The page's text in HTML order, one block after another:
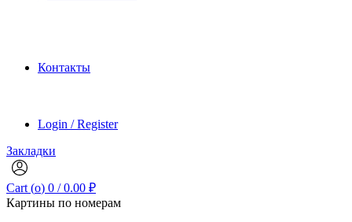
Контакты
Login / Register
Закладки
Cart (o) 0 / 0.00 ₽
Картины по номерам